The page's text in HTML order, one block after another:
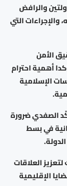
والرافض
والإجراءات التي
الأمن
أهمية احترام
الإسلامية
الصفدي ضرورة
في بسط
العلاقات
الإقليمية